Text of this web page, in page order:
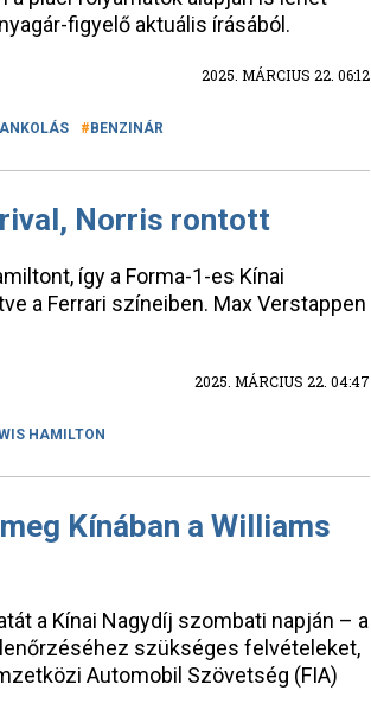
figyelő aktuális írásából.
2025. MÁRCIUS 22. 06:12
BENZINÁR
Norris rontott
így a Forma-1-es Kínai
a Ferrari színeiben. Max Verstappen
2025. MÁRCIUS 22. 04:47
HAMILTON
Kínában a Williams
a Kínai Nagydíj szombati napján – a
szükséges felvételeket,
Automobil Szövetség (FIA)